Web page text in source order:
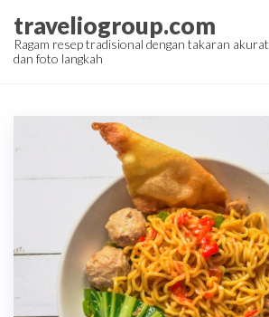
the
traveliogroup.com
Ragam resep tradisional dengan takaran akurat
dan foto langkah